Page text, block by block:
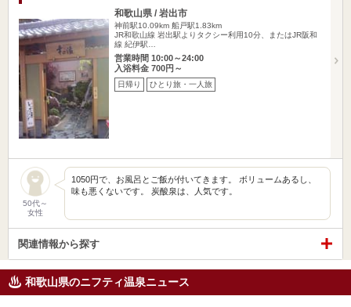
和歌山県 / 岩出市
神前駅10.09km 船戸駅1.83km
JR和歌山線 岩出駅よりタクシー利用10分、またはJR阪和
線 紀伊駅…
営業時間 10:00～24:00
入浴料金 700円～
日帰り ひとり旅・一人旅
50代～
女性
1050円で、お風呂とご飯が付いてきます。 ボリュームあるし、
味も悪くないです。 炭酸泉は、人気です。
関連情報から探す
和歌山県のニフティ温泉ニュース